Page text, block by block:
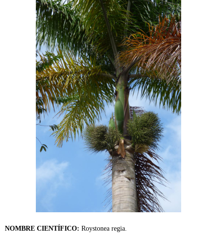
NOMBRE CIENTÍFICO: Roystonea regia.